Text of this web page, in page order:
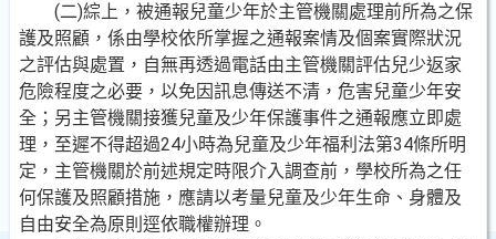
(二)綜上，被通報兒童少年於主管機關處理前所為之保
護及照顧，係由學校依所掌握之通報案情及個案實際狀況
之評估與處置，自無再透過電話由主管機關評估兒少返家
危險程度之必要，以免因訊息傳送不清，危害兒童少年安
全；另主管機關接獲兒童及少年保護事件之通報應立即處
理，至遲不得超過24小時為兒童及少年福利法第34條所明
定，主管機關於前述規定時限介入調查前，學校所為之任
何保護及照顧措施，應請以考量兒童及少年生命、身體及
自由安全為原則逕依職權辦理。